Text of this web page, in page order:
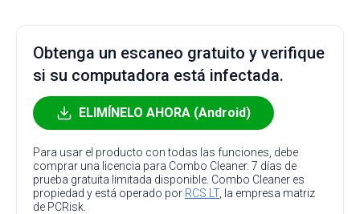
Obtenga un escaneo gratuito y verifique
si su computadora está infectada.
ELIMÍNELO AHORA (Android)
Para usar el producto con todas las funciones, debe
comprar una licencia para Combo Cleaner. 7 días de
prueba gratuita limitada disponible. Combo Cleaner es
propiedad y está operado por RCS LT, la empresa matriz
de PCRisk.